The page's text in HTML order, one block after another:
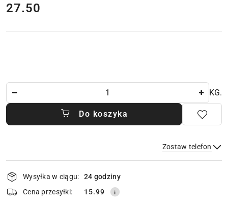
cena:
27.50
KG.
Do koszyka
Zostaw telefon
Wyślij
Dostępność
i
dostawa
Wysyłka w ciągu:
24 godziny
Cena przesyłki:
15.99